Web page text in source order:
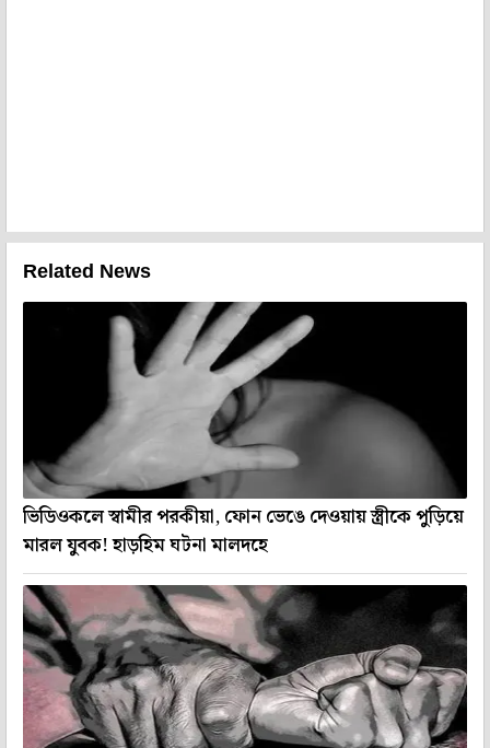
Related News
ভিডিওকলে স্বামীর পরকীয়া, ফোন ভেঙে দেওয়ায় স্ত্রীকে পুড়িয়ে
মারল যুবক! হাড়হিম ঘটনা মালদহে